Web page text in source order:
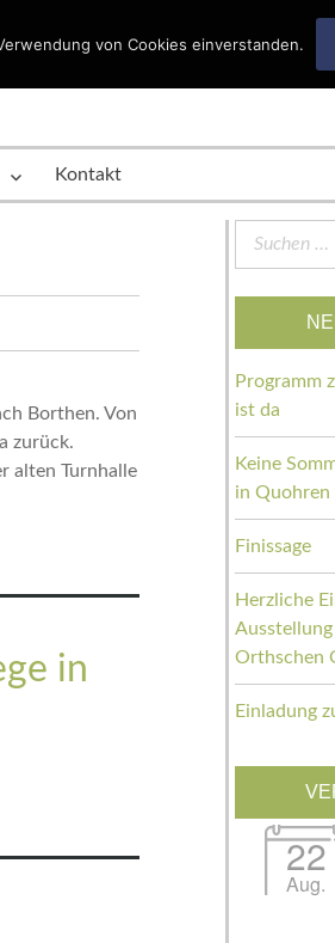
Kontakt
Borthen. Von
zurück.
alten Turnhalle
in
Suchen
Programm
ist da
Keine
in Quohren
Finissage
Herzliche
Orthschen
Einladung
22
Aug.
von Cookies einverstanden.